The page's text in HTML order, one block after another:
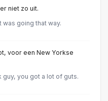
niet zo uit.
was going that way.
voor een New Yorkse
you got a lot of guts.